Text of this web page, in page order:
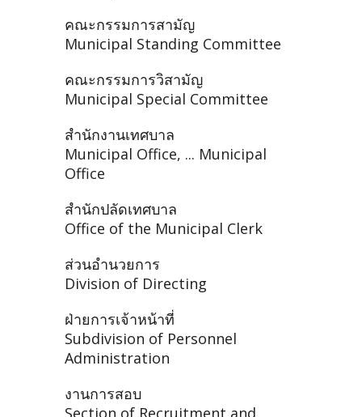
คณะกรรมการสามัญ
Municipal Standing Committee
คณะกรรมการวิสามัญ
Municipal Special Committee
สำนักงานเทศบาล
Municipal Office, ... Municipal
Office
สำนักปลัดเทศบาล
Office of the Municipal Clerk
ส่วนอำนวยการ
Division of Directing
ฝ่ายการเจ้าหน้าที่
Subdivision of Personnel
Administration
งานการสอบ